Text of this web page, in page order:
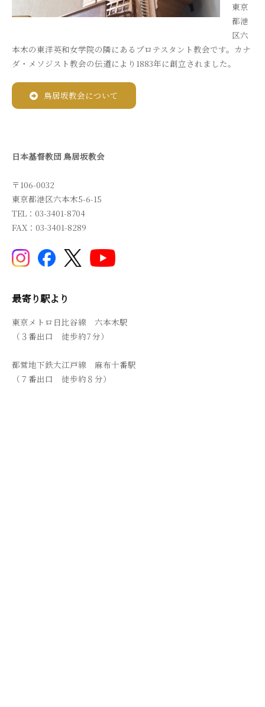
東京
都港
区六
本木の東洋英和女学院の隣にあるプロテスタント教会です。カナ
ダ・メソジスト教会の伝道により1883年に創立されました。
鳥居坂教会について
日本基督教団 鳥居坂教会
〒106-0032
東京都港区六本木5-6-15
TEL：03-3401-8704
FAX：03-3401-8289
最寄り駅より
東京メトロ日比谷線 六本木駅
（３番出口 徒歩約7 分）
都営地下鉄大江戸線 麻布十番駅
（７番出口 徒歩約８分）